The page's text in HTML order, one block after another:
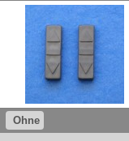
Ohne